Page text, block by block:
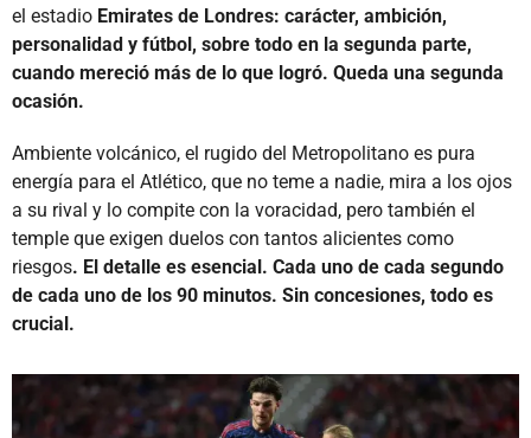
el estadio Emirates de Londres: carácter, ambición,
personalidad y fútbol, sobre todo en la segunda parte,
cuando mereció más de lo que logró. Queda una segunda
ocasión.
Ambiente volcánico, el rugido del Metropolitano es pura
energía para el Atlético, que no teme a nadie, mira a los ojos
a su rival y lo compite con la voracidad, pero también el
temple que exigen duelos con tantos alicientes como
riesgos. El detalle es esencial. Cada uno de cada segundo
de cada uno de los 90 minutos. Sin concesiones, todo es
crucial.